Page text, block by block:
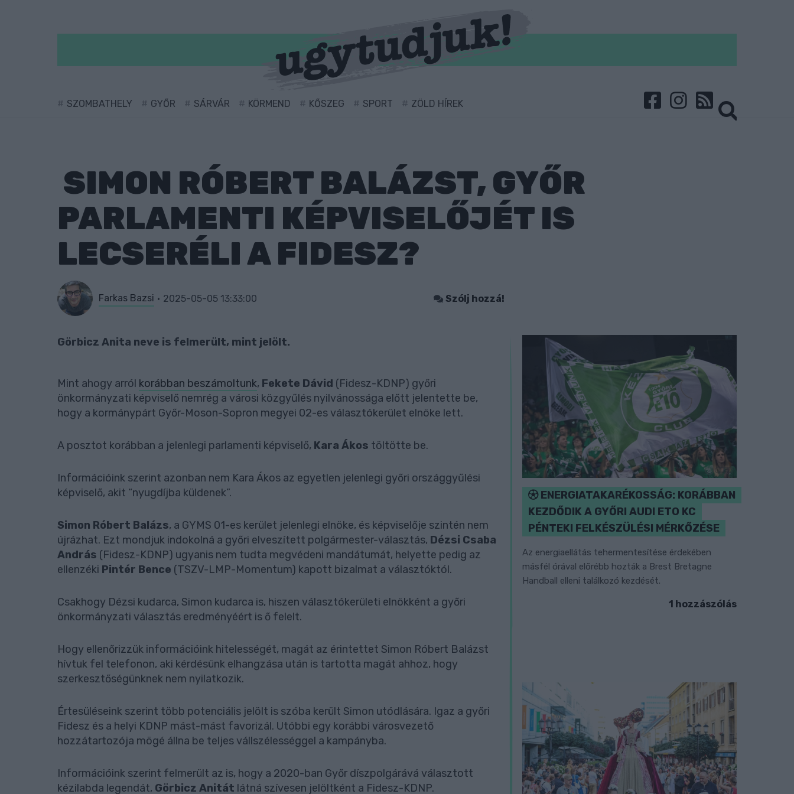
SZOMBATHELY GYŐR SÁRVÁR KÖRMEND KŐSZEG SPORT ZÖLD HÍREK
SIMON RÓBERT BALÁZST, GYŐR
PARLAMENTI KÉPVISELŐJÉT IS
LECSERÉLI A FIDESZ?
Farkas Bazsi 2025-05-05 13:33:00 Szólj hozzá!
Görbicz Anita neve is felmerült, mint jelölt.
Mint ahogy arról korábban beszámoltunk, Fekete Dávid (Fidesz-KDNP) győri
önkormányzati képviselő nemrég a városi közgyűlés nyilvánossága előtt jelentette be,
hogy a kormánypárt Győr-Moson-Sopron megyei 02-es választókerület elnöke lett.
A posztot korábban a jelenlegi parlamenti képviselő, Kara Ákos töltötte be.
Információink szerint azonban nem Kara Ákos az egyetlen jelenlegi győri országgyűlési
képviselő, akit “nyugdíjba küldenek”.
Simon Róbert Balázs, a GYMS 01-es kerület jelenlegi elnöke, és képviselője szintén nem
újrázhat. Ezt mondjuk indokolná a győri elveszített polgármester-választás, Dézsi Csaba
András (Fidesz-KDNP) ugyanis nem tudta megvédeni mandátumát, helyette pedig az
ellenzéki Pintér Bence (TSZV-LMP-Momentum) kapott bizalmat a választóktól.
Csakhogy Dézsi kudarca, Simon kudarca is, hiszen választókerületi elnökként a győri
önkormányzati választás eredményéért is ő felelt.
Hogy ellenőrizzük információink hitelességét, magát az érintettet Simon Róbert Balázst
hívtuk fel telefonon, aki kérdésünk elhangzása után is tartotta magát ahhoz, hogy
szerkesztőségünknek nem nyilatkozik.
Értesüléseink szerint több potenciális jelölt is szóba került Simon utódlására. Igaz a győri
Fidesz és a helyi KDNP mást-mást favorizál. Utóbbi egy korábbi városvezető
hozzátartozója mögé állna be teljes vállszélességgel a kampányba.
Információink szerint felmerült az is, hogy a 2020-ban Győr díszpolgárává választott
kézilabda legendát, Görbicz Anitát látná szívesen jelöltként a Fidesz-KDNP.
ENERGIATAKARÉKOSSÁG: KORÁBBAN
KEZDŐDIK A GYŐRI AUDI ETO KC
PÉNTEKI FELKÉSZÜLÉSI MÉRKŐZÉSE
Az energiaellátás tehermentesítése érdekében
másfél órával előrébb hozták a Brest Bretagne
Handball elleni találkozó kezdését.
1 hozzászólás